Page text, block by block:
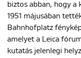
biztos abban, hogy a
1951 májusában
Bahnhofplatz
amelyet a Leica
kutatás jelenlegi